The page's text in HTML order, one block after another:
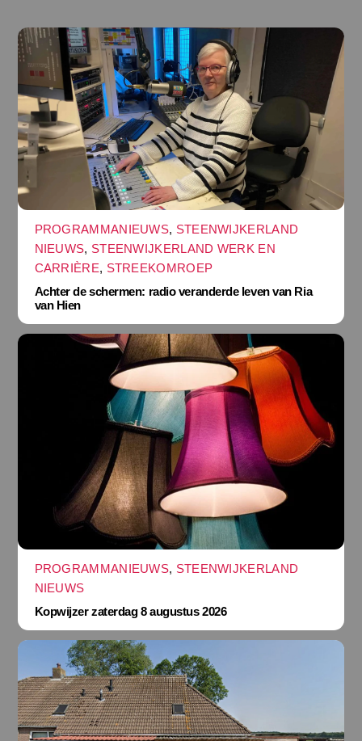
PROGRAMMANIEUWS, STEENWIJKERLAND
NIEUWS, STEENWIJKERLAND WERK EN
CARRIÈRE, STREEKOMROEP
Achter de schermen: radio veranderde leven van Ria
van Hien
PROGRAMMANIEUWS, STEENWIJKERLAND
NIEUWS
Kopwijzer zaterdag 8 augustus 2026